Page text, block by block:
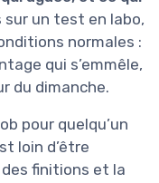
sur un test en labo,
normales :
qui s’emmêle,
du dimanche.
pour quelqu’un
loin d’être
finitions et la